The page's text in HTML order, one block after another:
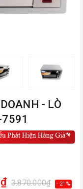
- LÒ
7591
3.870.000₫ - 21%